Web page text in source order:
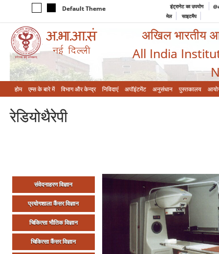
Default Theme इंट्रानेट का उपयोग
मेल
साइटमैप
अखिल भारतीय
All India
होम एम्‍स के बारे में विभाग और केन्‍द्र निविदाएं अपॉइंटमेंट अनुसंधान पुस्तकालय
रेडियोथैरेपी
संवेदनाहरण विज्ञान
प्रयोगशाला कैंसर विज्ञान
चिकित्‍सा भौतिक विज्ञान
चिकित्‍सा कैंसर विज्ञान